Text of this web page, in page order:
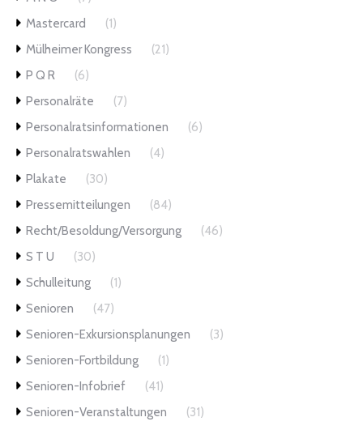
Mastercard
(1)
Mülheimer Kongress
(21)
P Q R
(6)
Personalräte
(7)
Personalratsinformationen
(6)
Personalratswahlen
(4)
Plakate
(30)
Pressemitteilungen
(84)
Recht/Besoldung/Versorgung
(46)
S T U
(30)
Schulleitung
(1)
Senioren
(47)
Senioren-Exkursionsplanungen
(3)
Senioren-Fortbildung
(1)
Senioren-Infobrief
(41)
Senioren-Veranstaltungen
(31)